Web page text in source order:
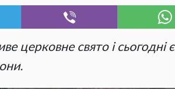
церковне свято і сьогодні є